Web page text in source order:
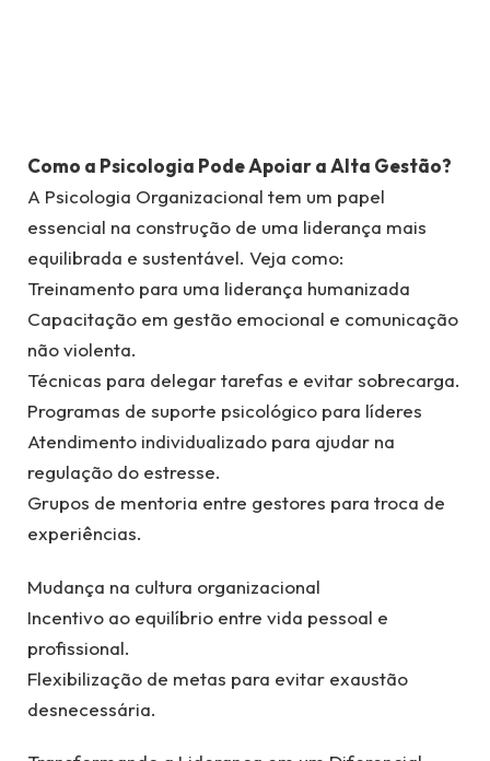
Como a Psicologia Pode Apoiar a Alta Gestão?
A Psicologia Organizacional tem um papel
essencial na construção de uma liderança mais
equilibrada e sustentável. Veja como:
Treinamento para uma liderança humanizada
Capacitação em gestão emocional e comunicação
não violenta.
Técnicas para delegar tarefas e evitar sobrecarga.
Programas de suporte psicológico para líderes
Atendimento individualizado para ajudar na
regulação do estresse.
Grupos de mentoria entre gestores para troca de
experiências.
Mudança na cultura organizacional
Incentivo ao equilíbrio entre vida pessoal e
profissional.
Flexibilização de metas para evitar exaustão
desnecessária.